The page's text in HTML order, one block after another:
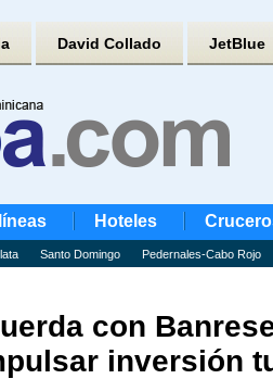
David Collado JetBlue
Hoteles
Santo Domingo Pedernales-Cabo Rojo
con
inversión